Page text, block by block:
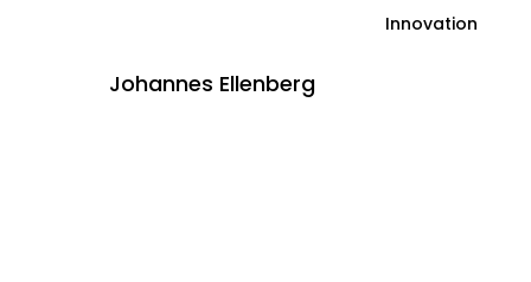
Innovation
Johannes Ellenberg